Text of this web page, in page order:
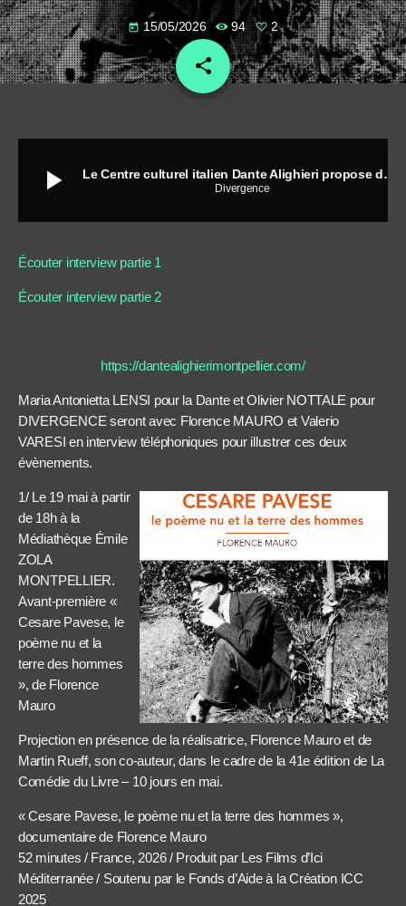
today 15/05/2026 94 2
share
email
play_arrow Le Centre culturel italien Dante Alighieri propose deux évènements pendant la comédie du livre 2026
Divergence
Écouter interview partie 1
Écouter interview partie 2
https://dantealighierimontpellier.com/
Maria Antonietta LENSI pour la Dante et Olivier NOTTALE pour
DIVERGENCE seront avec Florence MAURO et Valerio
VARESI en interview téléphoniques pour illustrer ces deux
évènements.
1/ Le 19 mai à partir
de 18h à la
Médiathèque Émile
ZOLA
MONTPELLIER.
Avant-première «
Cesare Pavese, le
poème nu et la
terre des hommes
», de Florence
Mauro
Projection en présence de la réalisatrice, Florence Mauro et de
Martin Rueff, son co-auteur, dans le cadre de la 41e édition de La
Comédie du Livre – 10 jours en mai.
« Cesare Pavese, le poème nu et la terre des hommes »,
documentaire de Florence Mauro
52 minutes / France, 2026 / Produit par Les Films d’Ici
Méditerranée / Soutenu par le Fonds d’Aide à la Création ICC
2025